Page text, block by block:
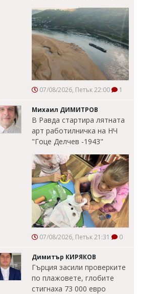
07/08/2026, Петък 22:00 1
Михаил ДИМИТРОВ
В Равда стартира лятната
арт работилничка на НЧ
"Гоце Делчев -1943"
07/08/2026, Петък 21:31 0
Димитър КИРЯКОВ
Гърция засили проверките
по плажовете, глобите
стигнаха 73 000 евро